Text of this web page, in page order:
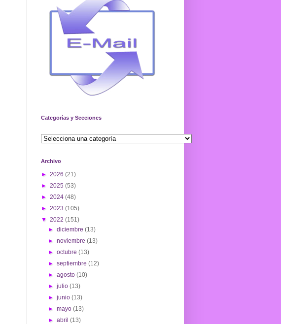
Categorías y Secciones
Archivo
► 2026 (21)
► 2025 (53)
► 2024 (48)
► 2023 (105)
▼ 2022 (151)
►diciembre(13)
►noviembre(13)
►octubre(13)
►septiembre(12)
►agosto(10)
►julio(13)
►junio(13)
►mayo(13)
►abril(13)